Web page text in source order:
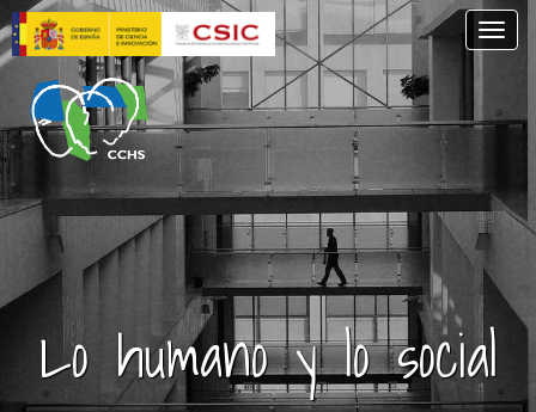
Pasar
al
contenido
principal
Lo humano y lo social